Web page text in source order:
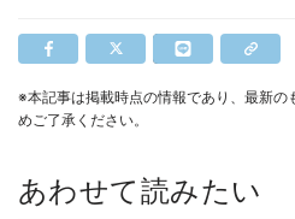
※本記事は掲載時点の情報であり、最新
めご了承ください。
あわせて読みたい